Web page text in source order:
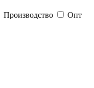
Производство Опт